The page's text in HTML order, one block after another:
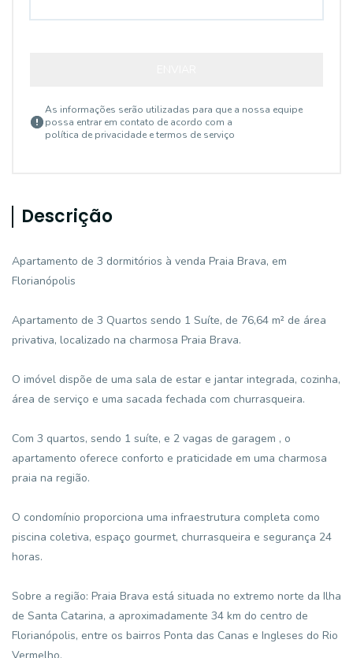
As informações serão utilizadas para que a nossa equipe
possa entrar em contato de acordo com a
política de privacidade e termos de serviço
Descrição
Apartamento de 3 dormitórios à venda Praia Brava, em
Florianópolis
Apartamento de 3 Quartos sendo 1 Suíte, de 76,64 m² de área
privativa, localizado na charmosa Praia Brava.
O imóvel dispõe de uma sala de estar e jantar integrada, cozinha,
área de serviço e uma sacada fechada com churrasqueira.
Com 3 quartos, sendo 1 suíte, e 2 vagas de garagem , o
apartamento oferece conforto e praticidade em uma charmosa
praia na região.
O condomínio proporciona uma infraestrutura completa como
piscina coletiva, espaço gourmet, churrasqueira e segurança 24
horas.
Sobre a região: Praia Brava está situada no extremo norte da Ilha
de Santa Catarina, a aproximadamente 34 km do centro de
Florianópolis, entre os bairros Ponta das Canas e Ingleses do Rio